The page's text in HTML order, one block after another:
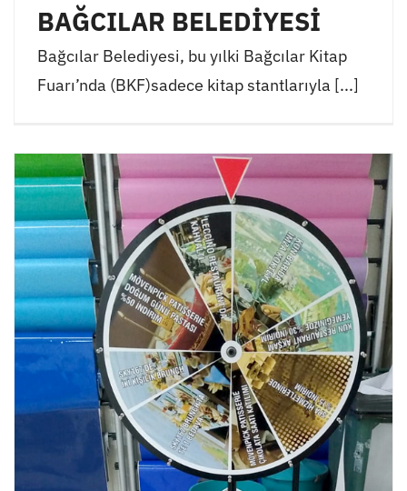
BAĞCILAR BELEDİYESİ
Bağcılar Belediyesi, bu yılki Bağcılar Kitap
Fuarı’nda (BKF)sadece kitap stantlarıyla [...]